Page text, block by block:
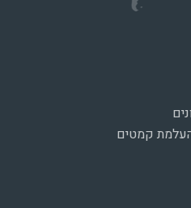
קמטים